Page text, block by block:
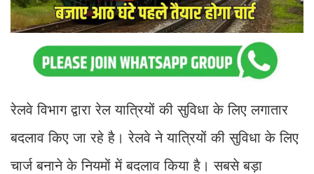
रेलवे विभाग द्वारा रेल यात्रियों की सुविधा के लिए लगातार
बदलाव किए जा रहे है। रेलवे ने यात्रियों की सुविधा के लिए
चार्ज बनाने के नियमों में बदलाव किया है। सबसे बड़ा